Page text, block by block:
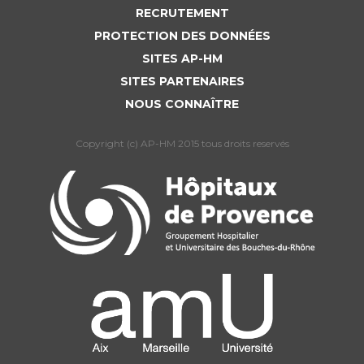
RECRUTEMENT
PROTECTION DES DONNÉES
SITES AP-HM
SITES PARTENAIRES
NOUS CONNAÎTRE
Copyright (c) AP-HM 2015 tous droits reservés